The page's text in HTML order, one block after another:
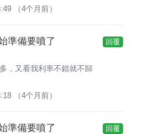
（4个月前）
準備要噴了
，又看我利率不錯就不歸
（4个月前）
回覆
準備要噴了 回覆